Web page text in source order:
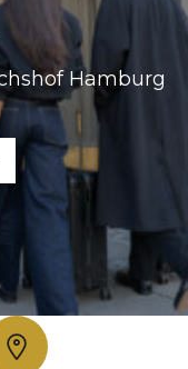
Hamburg